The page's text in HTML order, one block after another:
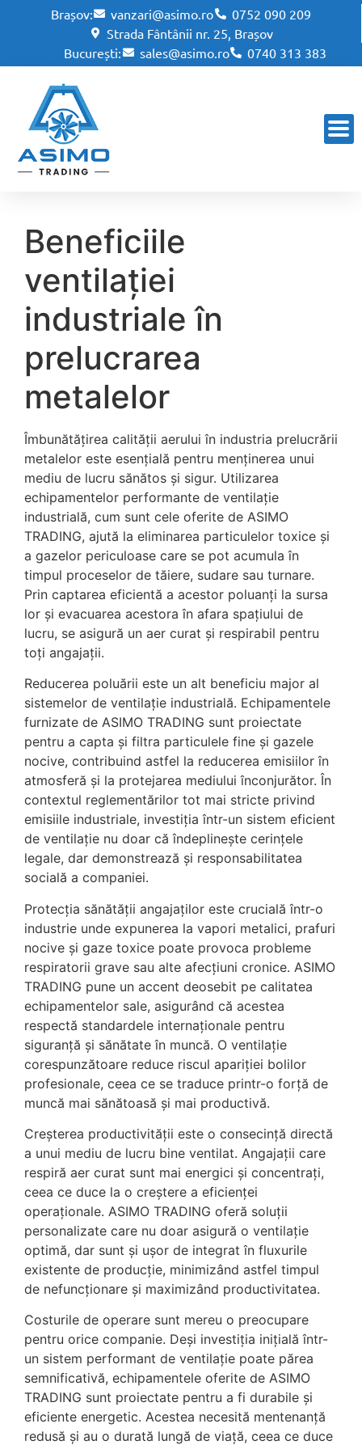
Brașov: vanzari@asimo.ro
0752 090 209
Strada Fântânii nr. 25, Brașov
București:
sales@asimo.ro 0740 313 383
Beneficiile
ventilației
industriale în
prelucrarea
metalelor
Îmbunătățirea calității aerului în industria prelucrării
metalelor este esențială pentru menținerea unui
mediu de lucru sănătos și sigur. Utilizarea
echipamentelor performante de ventilație
industrială, cum sunt cele oferite de ASIMO
TRADING, ajută la eliminarea particulelor toxice și
a gazelor periculoase care se pot acumula în
timpul proceselor de tăiere, sudare sau turnare.
Prin captarea eficientă a acestor poluanți la sursa
lor și evacuarea acestora în afara spațiului de
lucru, se asigură un aer curat și respirabil pentru
toți angajații.
Reducerea poluării este un alt beneficiu major al
sistemelor de ventilație industrială. Echipamentele
furnizate de ASIMO TRADING sunt proiectate
pentru a capta și filtra particulele fine și gazele
nocive, contribuind astfel la reducerea emisiilor în
atmosferă și la protejarea mediului înconjurător. În
contextul reglementărilor tot mai stricte privind
emisiile industriale, investiția într-un sistem eficient
de ventilație nu doar că îndeplinește cerințele
legale, dar demonstrează și responsabilitatea
socială a companiei.
Protecția sănătății angajaților este crucială într-o
industrie unde expunerea la vapori metalici, prafuri
nocive și gaze toxice poate provoca probleme
respiratorii grave sau alte afecțiuni cronice. ASIMO
TRADING pune un accent deosebit pe calitatea
echipamentelor sale, asigurând că acestea
respectă standardele internaționale pentru
siguranță și sănătate în muncă. O ventilație
corespunzătoare reduce riscul apariției bolilor
profesionale, ceea ce se traduce printr-o forță de
muncă mai sănătoasă și mai productivă.
Creșterea productivității este o consecință directă
a unui mediu de lucru bine ventilat. Angajații care
respiră aer curat sunt mai energici și concentrați,
ceea ce duce la o creștere a eficienței
operaționale. ASIMO TRADING oferă soluții
personalizate care nu doar asigură o ventilație
optimă, dar sunt și ușor de integrat în fluxurile
existente de producție, minimizând astfel timpul
de nefuncționare și maximizând productivitatea.
Costurile de operare sunt mereu o preocupare
pentru orice companie. Deși investiția inițială într-
un sistem performant de ventilație poate părea
semnificativă, echipamentele oferite de ASIMO
TRADING sunt proiectate pentru a fi durabile și
eficiente energetic. Acestea necesită mentenanță
redusă și au o durată lungă de viață, ceea ce duce